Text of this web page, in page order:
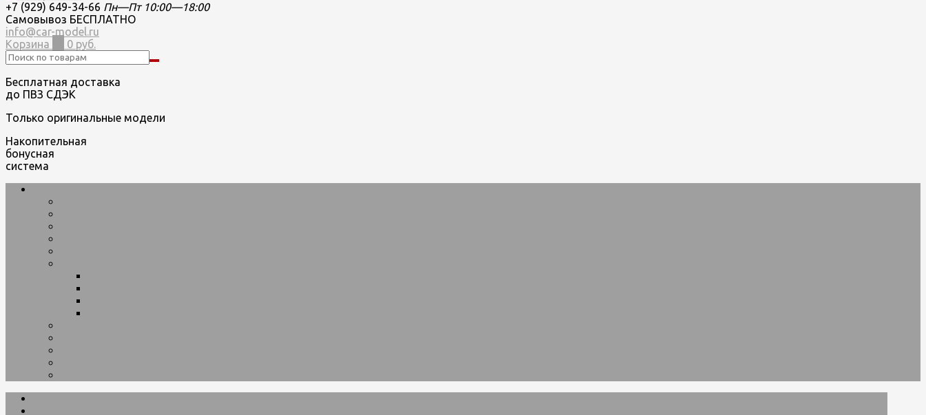
+7 (929) 649-34-66 Пн—Пт 10:00—18:00
Самовывоз БЕСПЛАТНО
info@car-model.ru
Корзина
0 руб.
Бесплатная доставка
до ПВЗ СДЭК
Только оригинальные модели
Накопительная
бонусная
система